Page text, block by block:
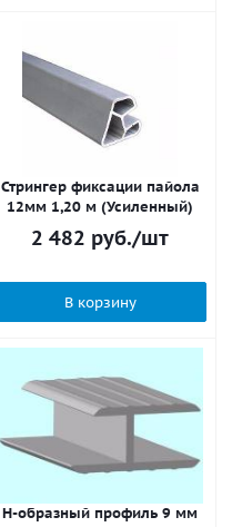
Стрингер фиксации пайола
12мм 1,20 м (Усиленный)
2 482 руб./шт
В корзину
Н-образный профиль 9 мм